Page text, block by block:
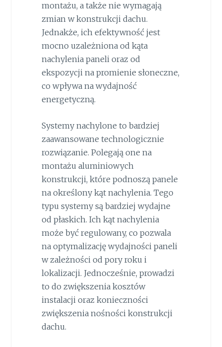
montażu, a także nie wymagają
zmian w konstrukcji dachu.
Jednakże, ich efektywność jest
mocno uzależniona od kąta
nachylenia paneli oraz od
ekspozycji na promienie słoneczne,
co wpływa na wydajność
energetyczną.
Systemy nachylone to bardziej
zaawansowane technologicznie
rozwiązanie. Polegają one na
montażu aluminiowych
konstrukcji, które podnoszą panele
na określony kąt nachylenia. Tego
typu systemy są bardziej wydajne
od płaskich. Ich kąt nachylenia
może być regulowany, co pozwala
na optymalizację wydajności paneli
w zależności od pory roku i
lokalizacji. Jednocześnie, prowadzi
to do zwiększenia kosztów
instalacji oraz konieczności
zwiększenia nośności konstrukcji
dachu.